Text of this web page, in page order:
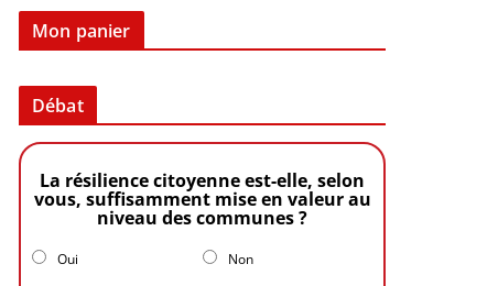
Mon panier
Débat
La résilience citoyenne est-elle, selon
vous, suffisamment mise en valeur au
niveau des communes ?
Oui Non